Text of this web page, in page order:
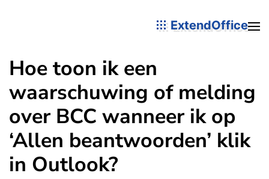
ExtendOffice
Hoe toon ik een
waarschuwing of melding
over BCC wanneer ik op
‘Allen beantwoorden’ klik
in Outlook?